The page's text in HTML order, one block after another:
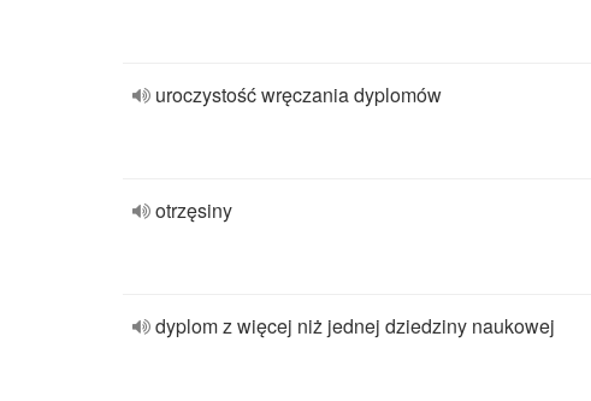
uroczystość wręczania dyplomów
otrzęsiny
dyplom z więcej niż jednej dziedziny naukowej